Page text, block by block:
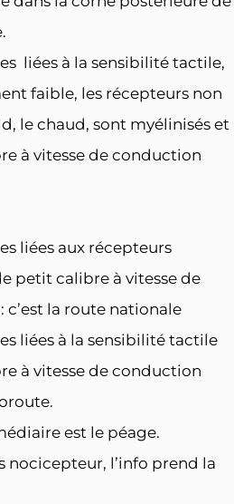
liées à la sensibilité tactile,
faible, les récepteurs non
le chaud, sont myélinisés et
à vitesse de conduction
liées aux récepteurs
petit calibre à vitesse de
la route nationale
liées à la sensibilité tactile
à vitesse de conduction
est le péage.
nocicepteur, l’info prend la